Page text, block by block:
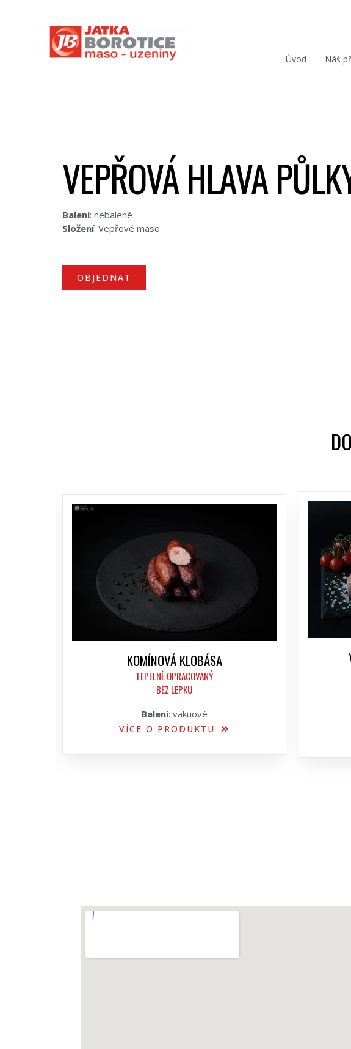
Úvod Náš
VEPŘOVÁ HLAVA
Balení: nebalené
Složení: Vepřové maso
OBJEDNAT
KOMÍNOVÁ KLOBÁSA
TEPELNĚ OPRACOVANÝ
BEZ LEPKU
Balení: vakuové
VÍCE O PRODUKTU